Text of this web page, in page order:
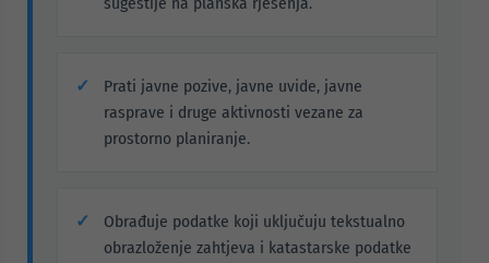
Prati javne pozive, javne uvide, javne
rasprave i druge aktivnosti vezane za
prostorno planiranje.
Obrađuje podatke koji uključuju tekstualno
obrazloženje zahtjeva i katastarske podatke